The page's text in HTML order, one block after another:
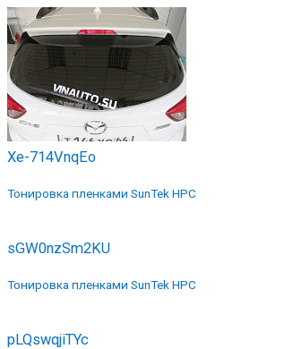
Xe-714VnqEo
Тонировка пленками SunTek HPC
sGW0nzSm2KU
Тонировка пленками SunTek HPC
pLQswqjiTYc